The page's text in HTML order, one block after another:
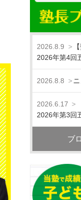
2026.8.9
2026年第4回
2026.8.8
2026.6.17
2026年第3回
ブ